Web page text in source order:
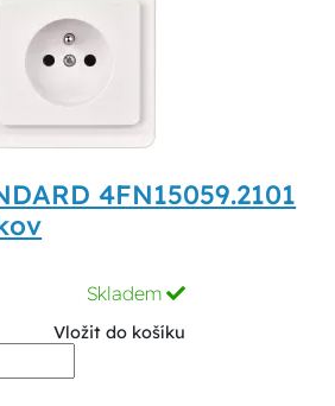
4FN15059.2101
Skladem
Vložit do košíku